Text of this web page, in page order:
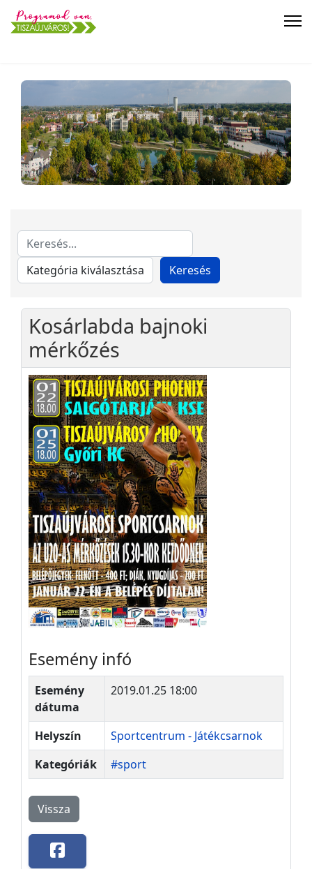
Kosárlabda bajnoki
mérkőzés
Esemény infó
Esemény
dátuma
2019.01.25 18:00
Helyszín
Sportcentrum - Játékcsarnok
Kategóriák
#sport
Vissza